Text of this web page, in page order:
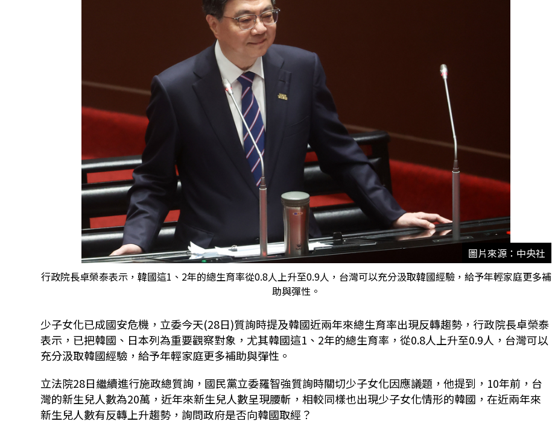
圖片來源：中央社
行政院長卓榮泰表示，韓國這1、2年的總生育率從0.8人上升至0.9人，台灣可以充分汲取韓國經驗，給予年輕家庭更多補
助與彈性。
少子女化已成國安危機，立委今天(28日)質詢時提及韓國近兩年來總生育率出現反轉趨勢，行政院長卓榮泰
表示，已把韓國、日本列為重要觀察對象，尤其韓國這1 、 2年的總生育率，從0.8人上升至0.9人，台灣可以
充分汲取韓國經驗，給予年輕家庭更多補助與彈性。
立法院28日繼續進行施政總質詢，國民黨立委羅智強質詢時關切少子女化因應議題，他提到， 10年前，台
灣的新生兒人數為20萬，近年來新生兒人數呈現腰斬，相較同樣也出現少子女化情形的韓國，在近兩年來
新生兒人數有反轉上升趨勢，詢問政府是否向韓國取經？